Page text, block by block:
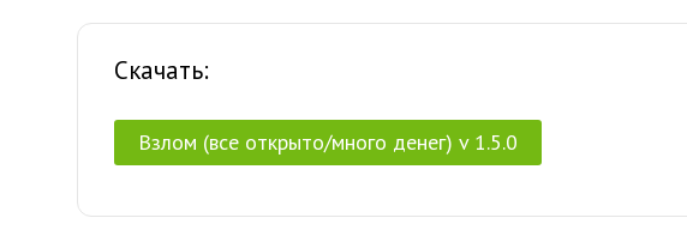
Скачать:
Взлом (все открыто/много денег) v 1.5.0